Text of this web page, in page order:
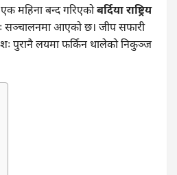
महिना बन्द गरिएकोबर्दिया राष्ट्रिय
सञ्चालनमा आएको छ। जीप सफारी
पुरानै लयमा फर्किन थालेको निकुञ्ज